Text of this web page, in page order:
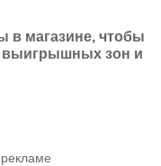
в магазине, чтобы
выигрышных зон и